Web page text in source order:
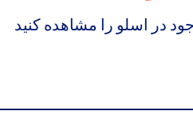
در اسلو را مشاهده کنید